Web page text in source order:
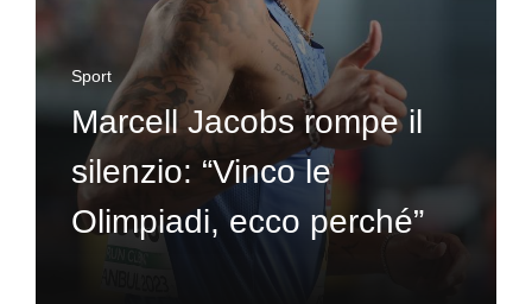
Sport
Marcell Jacobs rompe il
silenzio: “Vinco le
Olimpiadi, ecco perché”